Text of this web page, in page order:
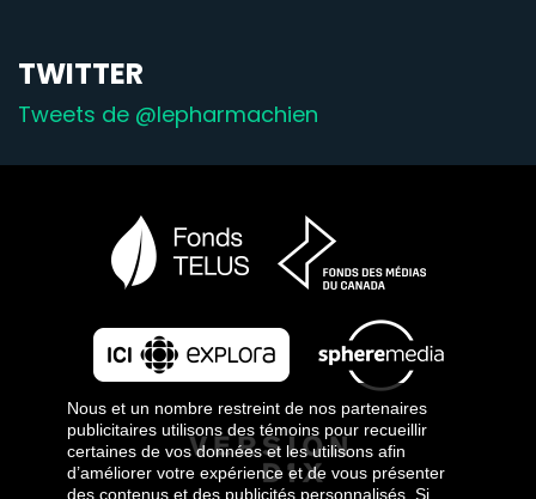
TWITTER
Tweets de ‎@lepharmachien
Nous et un nombre restreint de nos partenaires
publicitaires utilisons des témoins pour recueillir
certaines de vos données et les utilisons afin
d’améliorer votre expérience et de vous présenter
des contenus et des publicités personnalisés. Si